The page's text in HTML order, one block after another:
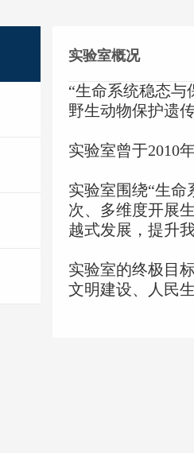
实验室概况
“生命系统稳态与
野生动物保护遗
实验室曾于2010
实验室围绕“生命
次、多维度开展
越式发展，提升
实验室的终极目
文明建设、人民